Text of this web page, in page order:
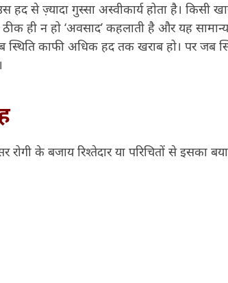
से ज़्यादा गुस्सा अस्वीकार्य होता है। किसी
ही न हो ‘अवसाद’ कहलाती है और यह
काफी अधिक हद तक खराब हो। पर जब
के बजाय रिश्तेदार या परिचितों से इसका